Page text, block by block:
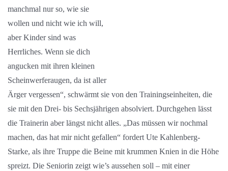
manchmal nur so, wie sie
wollen und nicht wie ich will,
aber Kinder sind was
Herrliches. Wenn sie dich
angucken mit ihren kleinen
Scheinwerferaugen, da ist aller
Ärger vergessen“, schwärmt sie von den Trainingseinheiten, die
sie mit den Drei- bis Sechsjährigen absolviert. Durchgehen lässt
die Trainerin aber längst nicht alles. „Das müssen wir nochmal
machen, das hat mir nicht gefallen“ fordert Ute Kahlenberg-
Starke, als ihre Truppe die Beine mit krummen Knien in die Höhe
spreizt. Die Seniorin zeigt wie’s aussehen soll – mit einer